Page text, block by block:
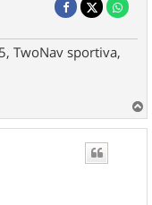
TwoNav sportiva,
a
u